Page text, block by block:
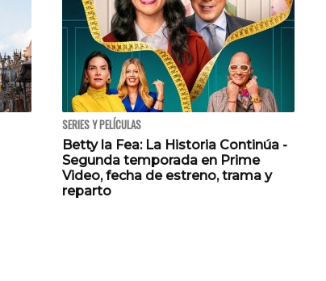
SERIES Y PELÍCULAS
Betty la Fea: La Historia Continúa -
Segunda temporada en Prime
Video, fecha de estreno, trama y
reparto